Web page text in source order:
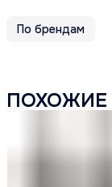
По брендам
ПОХОЖИЕ